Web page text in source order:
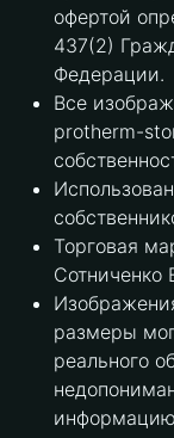
офертой
437(2)
Федерации.
Все
protherm-
Торговая
Сотниченко
размеры
реального